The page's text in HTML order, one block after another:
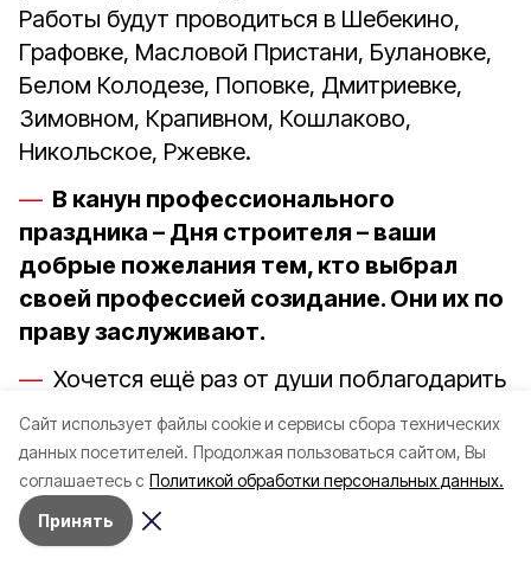
Cайт использует файлы cookie и сервисы сбора технических
данных посетителей. Продолжая пользоваться сайтом, Вы
соглашаетесь с Политикой обработки персональных данных.
Принять
Работы будут проводиться в Шебекино,
Графовке, Масловой Пристани, Булановке,
Белом Колодезе, Поповке, Дмитриевке,
Зимовном, Крапивном, Кошлаково,
Никольское, Ржевке.
В канун профессионального
праздника – Дня строителя – ваши
добрые пожелания тем, кто выбрал
своей профессией созидание. Они их по
праву заслуживают.
Хочется ещё раз от души поблагодарить
наших строителей за добросовестную
работу, пожелать всем им и их семьям
здоровья и мирного нам неба над головой.
Да, все мы сильно устали, непростая
сейчас обстановка. Но мы выдержим,